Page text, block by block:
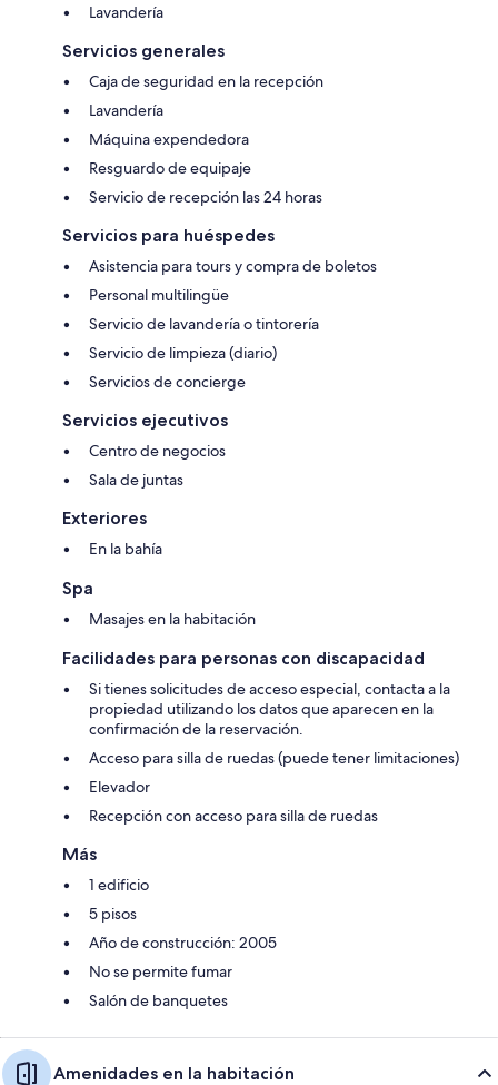
Lavandería
Servicios generales
Caja de seguridad en la recepción
Lavandería
Máquina expendedora
Resguardo de equipaje
Servicio de recepción las 24 horas
Servicios para huéspedes
Asistencia para tours y compra de boletos
Personal multilingüe
Servicio de lavandería o tintorería
Servicio de limpieza (diario)
Servicios de concierge
Servicios ejecutivos
Centro de negocios
Sala de juntas
Exteriores
En la bahía
Spa
Masajes en la habitación
Facilidades para personas con discapacidad
Si tienes solicitudes de acceso especial, contacta a la
propiedad utilizando los datos que aparecen en la
confirmación de la reservación.
Acceso para silla de ruedas (puede tener limitaciones)
Elevador
Recepción con acceso para silla de ruedas
Más
1 edificio
5 pisos
Año de construcción: 2005
No se permite fumar
Salón de banquetes
Amenidades en la habitación